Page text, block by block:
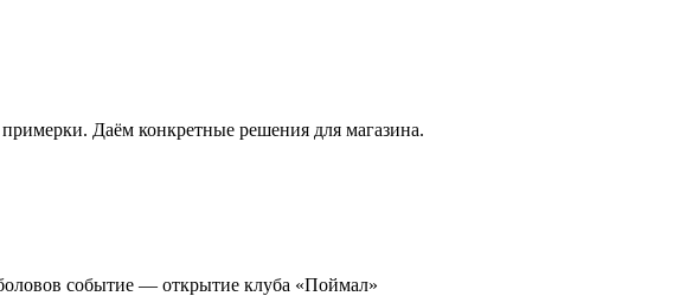
Даём конкретные решения для магазина.
событие — открытие клуба «Поймал»